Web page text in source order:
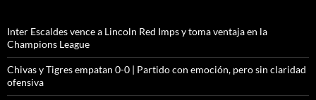
Inter Escaldes vence a Lincoln Red Imps y toma ventaja en la
Champions League
Chivas y Tigres empatan 0-0 | Partido con emoción, pero sin claridad
ofensiva